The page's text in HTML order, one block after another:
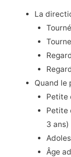
La
Quand le
Petite
Petite
3 ans)
Âge